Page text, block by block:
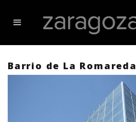
Barrio de La Romareda